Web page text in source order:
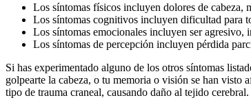
Los síntomas físicos incluyen dolores de cabeza,
Los síntomas cognitivos incluyen dificultad para
Los síntomas emocionales incluyen ser
Los síntomas de percepción incluyen pérdida
Si has experimentado alguno de los otros síntomas
golpearte la cabeza, o tu memoria o visión se han visto
tipo de trauma craneal, causando daño al tejido cerebral.